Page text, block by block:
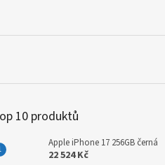
10 produktů
Apple iPhone 17 256GB černá
22 524 Kč